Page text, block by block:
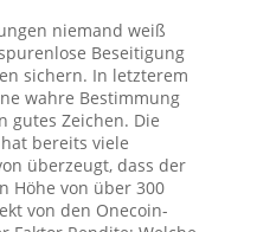
niemand weiß
Beseitigung
sichern. In letzterem
wahre Bestimmung
gutes Zeichen. Die
bereits viele
überzeugt, dass der
Höhe von über 300
von den Onecoin-